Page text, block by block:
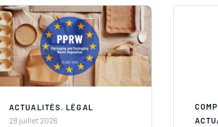
ACTUALITÉS ,LÉGAL
28 juillet 2026